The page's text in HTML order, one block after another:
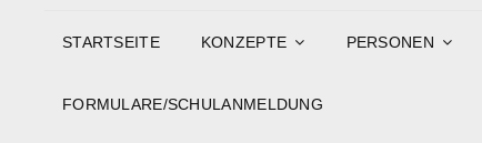
STARTSEITE KONZEPTE PERSONEN
FORMULARE/SCHULANMELDUNG